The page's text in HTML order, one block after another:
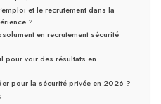
et le recrutement dans la
?
en recrutement sécurité
pour voir des résultats en
pour la sécurité privée en 2026 ?